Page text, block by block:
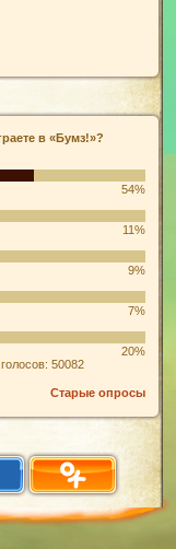
в «Бумз!»?
54%
11%
9%
7%
20%
50082
Старые опросы